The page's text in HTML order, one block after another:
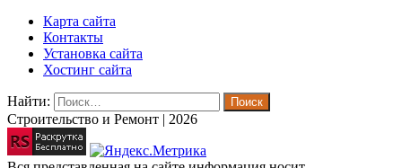
Карта сайта
Контакты
Установка сайта
Хостинг сайта
Найти:
Строительство и Ремонт | 2026